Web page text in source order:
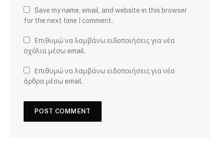
Save my name, email, and website in this browser
for the next time I comment.
Επιθυμώ να λαμβάνω ειδοποιήσεις για νέα
σχόλια μέσω email.
Επιθυμώ να λαμβάνω ειδοποιήσεις για νέα
άρθρα μέσω email.